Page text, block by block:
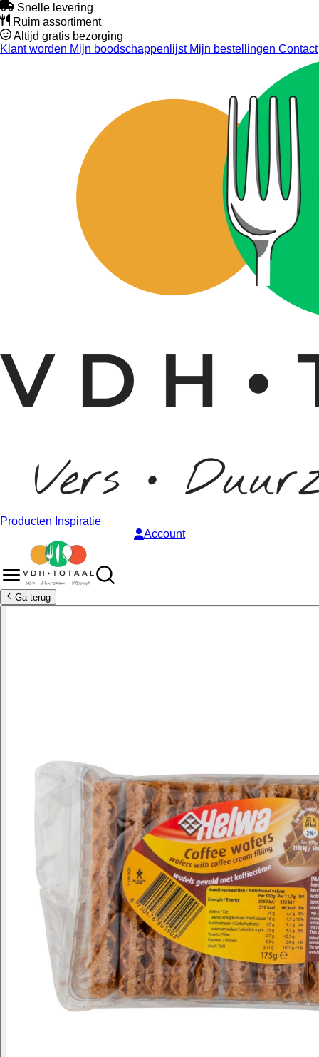
Snelle levering
Ruim assortiment
Altijd gratis bezorging
Klant worden Mijn boodschappenlijstMijn bestellingen Contact
Producten Inspiratie
Account
Ga terug